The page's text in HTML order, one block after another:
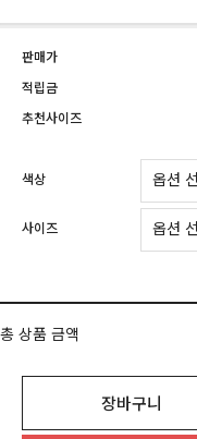
판매가
적립금
추천사이즈
색상
사이즈
총 상품 금액
장바구니